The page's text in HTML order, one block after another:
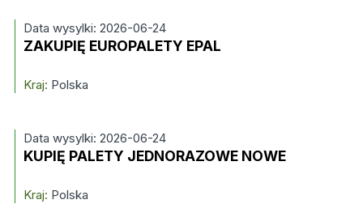
Data wysylki: 2026-06-24
ZAKUPIĘ EUROPALETY EPAL
Kraj: Polska
Data wysylki: 2026-06-24
KUPIĘ PALETY JEDNORAZOWE NOWE
Kraj: Polska